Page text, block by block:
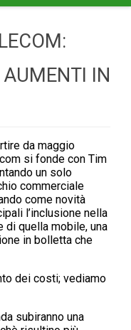
AUMENTI IN
da maggio
si fonde con Tim
un solo
commerciale
come novità
l’inclusione nella
quella mobile, una
in bolletta che
dei costi; vediamo
subiranno una